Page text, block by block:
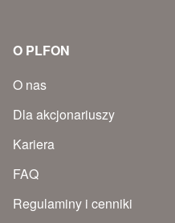
O PLFON
O nas
Dla akcjonariuszy
Kariera
FAQ
Regulaminy i cenniki